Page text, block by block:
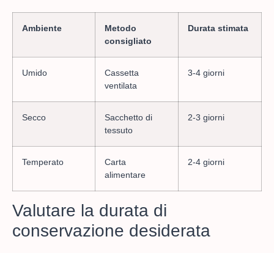
Ambiente
Metodo
consigliato
Durata stimata
Umido
Cassetta
ventilata
3-4 giorni
Secco
Sacchetto di
tessuto
2-3 giorni
Temperato
Carta
alimentare
2-4 giorni
Valutare la durata di
conservazione desiderata